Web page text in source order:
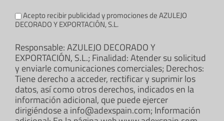
Acepto recibir publicidad y promociones de AZULEJO
DECORADO Y EXPORTACIÓN, S.L.
Responsable: AZULEJO DECORADO Y
EXPORTACIÓN, S.L.; Finalidad: Atender su solicitud
y enviarle comunicaciones comerciales; Derechos:
Tiene derecho a acceder, rectificar y suprimir los
datos, así como otros derechos, indicados en la
información adicional, que puede ejercer
dirigiéndose a info@adexspain.com; Información